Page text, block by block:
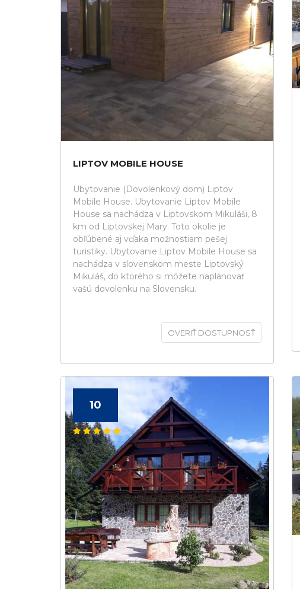
LIPTOV MOBILE HOUSE
Ubytovanie (Dovolenkový dom) Liptov
Mobile House. Ubytovanie Liptov Mobile
House sa nachádza v Liptovskom Mikuláši, 8
km od Liptovskej Mary. Toto okolie je
obľúbené aj vďaka možnostiam pešej
turistiky. Ubytovanie Liptov Mobile House sa
nachádza v slovenskom meste Liptovský
Mikuláš, do ktorého si môžete naplánovať
vašú dovolenku na Slovensku.
OVERIŤ DOSTUPNOSŤ
10